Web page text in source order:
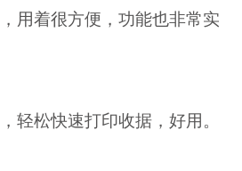
着很方便，功能也非常实
松快速打印收据，好用。